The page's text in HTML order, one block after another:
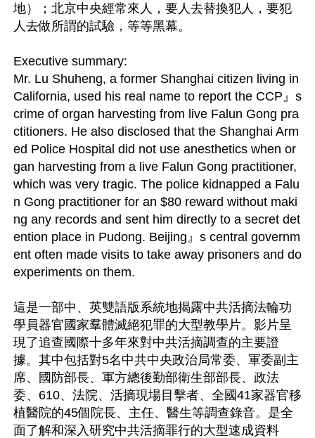
地）；北京中央經常來人，要人去替換犯人，要犯
人去做所謂的試驗，等等黑幕。
Executive summary:
Mr. Lu Shuheng, a former Shanghai citizen living in
California, used his real name to report the CCP』s
crime of organ harvesting from live Falun Gong pra
ctitioners. He also disclosed that the Shanghai Arm
ed Police Hospital did not use anesthetics when or
gan harvesting from a live Falun Gong practitioner,
which was very tragic. The police kidnapped a Falu
n Gong practitioner for an $80 reward without maki
ng any records and sent him directly to a secret det
ention place in Pudong. Beijing』s central governm
ent often made visits to take away prisoners and do
experiments on them.
這是一部中、英雙語版系統地揭露中共活摘法輪功
學員器官國家羣體滅絕犯罪的大型教學片。影片呈
現了追查國際十多年來對中共活摘調查的主要證
據。其中包括對5名中共中央政治局常委、軍委副主
席、國防部長、軍方總後勤部衛生部部長、政法
委、610、法院、活摘現場目擊者、全國41家器官移
植醫院的45個院長、主任、醫生等調查錄音。是全
面了解和深入研究中共活摘罪行的大型速成資料